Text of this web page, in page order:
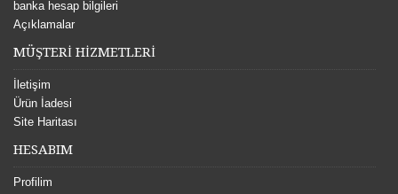
banka hesap bilgileri
Açıklamalar
MÜŞTERİ HİZMETLERİ
İletişim
Ürün İadesi
Site Haritası
HESABIM
Profilim